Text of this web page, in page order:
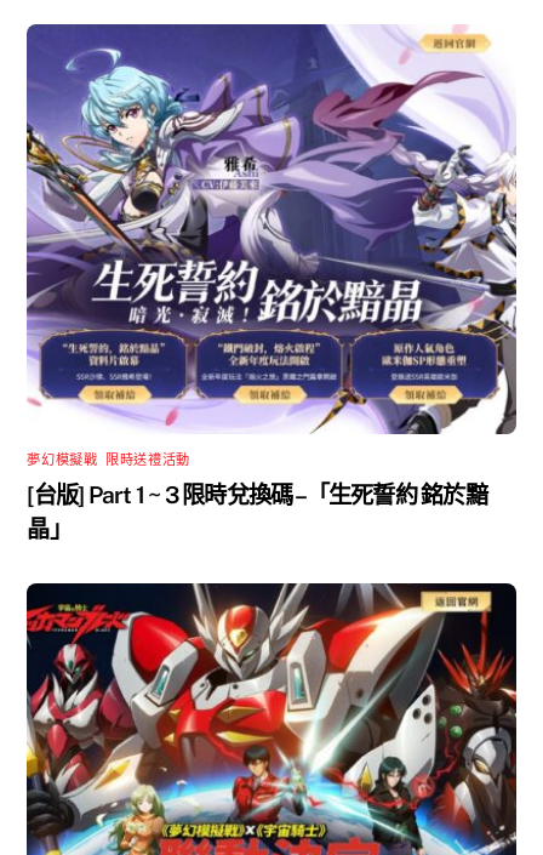
夢幻模擬戰 限時送禮活動
[台版] Part 1 ~ 3 限時兌換碼 –「生死誓約 銘於黯
晶」